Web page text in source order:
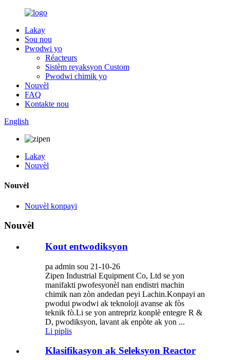
Lakay
Sou nou
Pwodwi yo
Réacteurs
Sistèm reyaksyon Custom
Pwodwi chimik yo
Nouvèl
FAQ
Kontakte nou
English
Lakay
Nouvèl
Nouvèl
Nouvèl konpayi
Nouvèl
Kout entwodiksyon
pa admin sou 21-10-26
Zipen Industrial Equipment Co, Ltd se yon
manifakti pwofesyonèl nan endistri machin
chimik nan zòn andedan peyi Lachin.Konpayi an
pwodui pwodwi ak teknoloji avanse ak fòs
teknik fò.Li se yon antrepriz konplè entegre R &
D, pwodiksyon, lavant ak enpòte ak yon ...
Li piplis
Klasifikasyon ak Seleksyon Reactor